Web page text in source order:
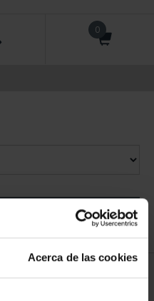
Acerca de las cookies
0